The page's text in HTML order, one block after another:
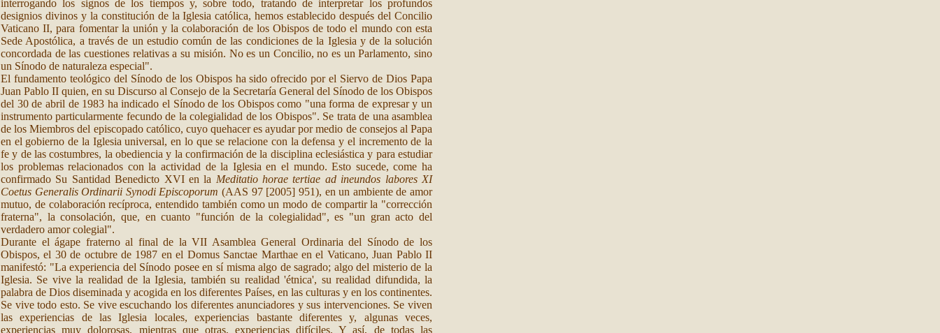
interrogando los signos de los tiempos y, sobre todo, tratando de interpretar los profundos
designios divinos y la constitución de la Iglesia católica, hemos establecido después del Concilio
Vaticano II, para fomentar la unión y la colaboración de los Obispos de todo el mundo con esta
Sede Apostólica, a través de un estudio común de las condiciones de la Iglesia y de la solución
concordada de las cuestiones relativas a su misión. No es un Concilio, no es un Parlamento, sino
un Sínodo de naturaleza especial".
El fundamento teológico del Sínodo de los Obispos ha sido ofrecido por el Siervo de Dios Papa
Juan Pablo II quien, en su Discurso al Consejo de la Secretaría General del Sínodo de los Obispos
del 30 de abril de 1983 ha indicado el Sínodo de los Obispos como "una forma de expresar y un
instrumento particularmente fecundo de la colegialidad de los Obispos". Se trata de una asamblea
de los Miembros del episcopado católico, cuyo quehacer es ayudar por medio de consejos al Papa
en el gobierno de la Iglesia universal, en lo que se relacione con la defensa y el incremento de la
fe y de las costumbres, la obediencia y la confirmación de la disciplina eclesiástica y para estudiar
los problemas relacionados con la actividad de la Iglesia en el mundo. Esto sucede, come ha
confirmado Su Santidad Benedicto XVI en la Meditatio horae tertiae ad ineundos labores XI
Coetus Generalis Ordinarii Synodi Episcoporum (AAS 97 [2005] 951), en un ambiente de amor
mutuo, de colaboración recíproca, entendido también como un modo de compartir la "corrección
fraterna", la consolación, que, en cuanto "función de la colegialidad", es "un gran acto del
verdadero amor colegial".
Durante el ágape fraterno al final de la VII Asamblea General Ordinaria del Sínodo de los
Obispos, el 30 de octubre de 1987 en el Domus Sanctae Marthae en el Vaticano, Juan Pablo II
manifestó: "La experiencia del Sínodo posee en sí misma algo de sagrado; algo del misterio de la
Iglesia. Se vive la realidad de la Iglesia, también su realidad 'étnica', su realidad difundida, la
palabra de Dios diseminada y acogida en los diferentes Países, en las culturas y en los continentes.
Se vive todo esto. Se vive escuchando los diferentes anunciadores y sus intervenciones. Se viven
las experiencias de las Iglesia locales, experiencias bastante diferentes y, algunas veces,
experiencias muy dolorosas, mientras que otras, experiencias difíciles. Y así, de todas las